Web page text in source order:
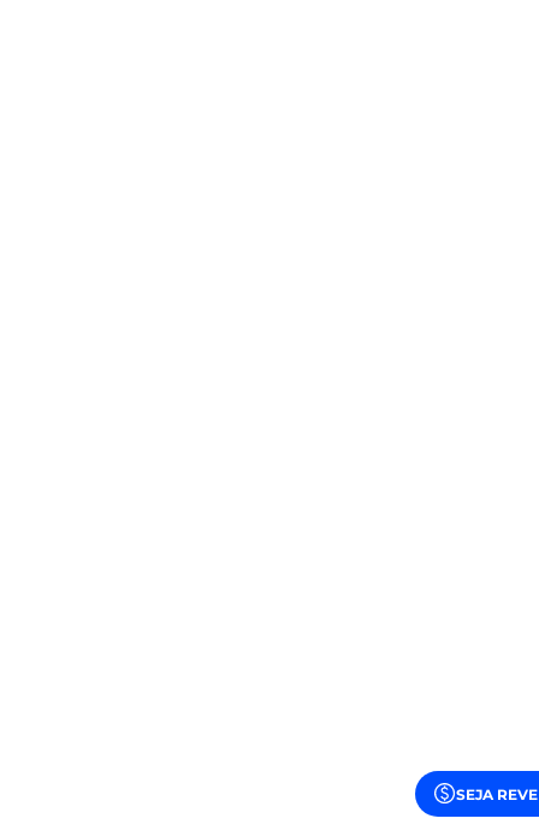
SEJA